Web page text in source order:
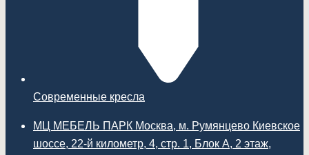
Современные кресла
МЦ МЕБЕЛЬ ПАРК Москва, м. Румянцево Киевское
шоссе, 22-й километр, 4, стр. 1, Блок А, 2 этаж,